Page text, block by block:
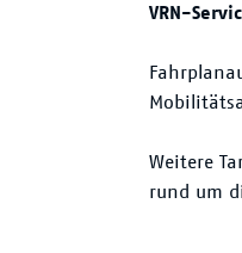
VRN-
Weitere
rund um